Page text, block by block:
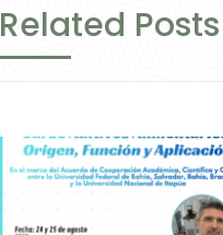
Related Posts